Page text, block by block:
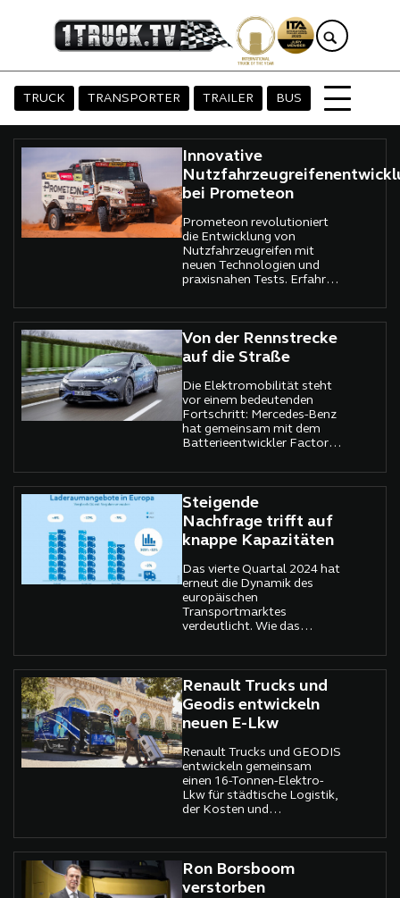
TRUCK TRANSPORTER TRAILER BUS
Innovative
bei Prometeon
Prometeon revolutioniert
die Entwicklung von
Nutzfahrzeugreifen mit
neuen Technologien und
praxisnahen Tests. Erfahren
Kundenanforderungen,
Nachhaltigkeit und
Regulierungen den Prozess
bestimmen.
Von der Rennstrecke
auf die Straße
Die Elektromobilität steht
vor einem bedeutenden
Fortschritt: Mercedes-Benz
hat gemeinsam mit dem
Batterieentwickler Factorial
Festkörperbatterietechnologie
in ein Fahrzeug integriert.
Nach intensiver Forschung
und zahlreichen Tests ist
nun ein Prototyp mit dieser
bahnbrechenden
Steigende
Nachfrage trifft auf
knappe Kapazitäten
Das vierte Quartal 2024 hat
erneut die Dynamik des
europäischen
Transportmarktes
verdeutlicht. Wie das
Transportbarometer zeigt,
stehen
Transportunternehmen vor
einer wachsenden
Herausforderung: Während
die Nachfrage nach
weiter steigt, wird das
Angebot an Laderaum
zunehmend knapper. Diese
Entwicklung hat nicht nur
die Preise in die Höhe
logistische Engpässe auf
stark frequentierten Routen
verstärkt.
Renault Trucks und
Geodis entwickeln
neuen E-Lkw
Renault Trucks und GEODIS
entwickeln gemeinsam
einen 16-Tonnen-Elektro-
Lkw für städtische Logistik,
der Kosten und
minimiert, während er
Sicherheit und Komfort
maximiert.
Ron Borsboom
verstorben